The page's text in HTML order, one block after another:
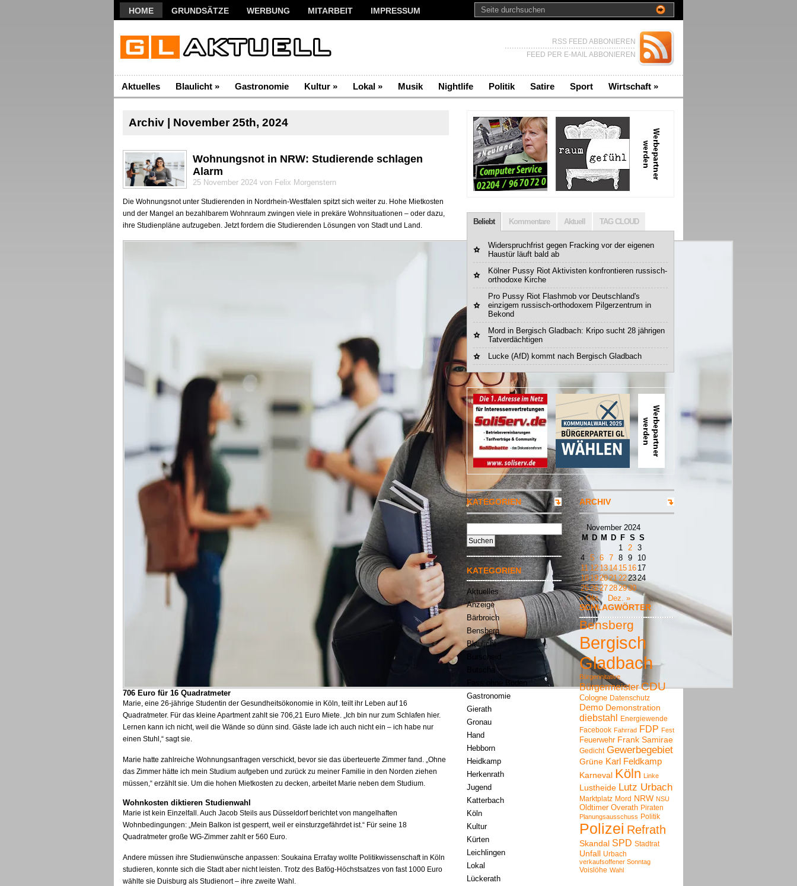
HOME GRUNDSÄTZE WERBUNG MITARBEIT IMPRESSUM
RSS FEED ABBONIEREN
FEED PER E-MAIL ABBONIEREN
Aktuelles Blaulicht » Gastronomie Kultur » Lokal » Musik Nightlife Politik Satire Sport Wirtschaft »
Archiv | November 25th, 2024
Wohnungsnot in NRW: Studierende schlagen
Alarm
25 November 2024 von Felix Morgenstern
Die Wohnungsnot unter Studierenden in Nordrhein-Westfalen spitzt sich weiter zu. Hohe Mietkosten
und der Mangel an bezahlbarem Wohnraum zwingen viele in prekäre Wohnsituationen – oder dazu,
ihre Studienpläne aufzugeben. Jetzt fordern die Studierenden Lösungen von Stadt und Land.
706 Euro für 16 Quadratmeter
Marie, eine 26-jährige Studentin der Gesundheitsökonomie in Köln, teilt ihr Leben auf 16
Quadratmeter. Für das kleine Apartment zahlt sie 706,21 Euro Miete. „Ich bin nur zum Schlafen hier.
Lernen kann ich nicht, weil die Wände so dünn sind. Gäste lade ich auch nicht ein – ich habe nur
einen Stuhl,“ sagt sie.
Marie hatte zahlreiche Wohnungsanfragen verschickt, bevor sie das überteuerte Zimmer fand. „Ohne
das Zimmer hätte ich mein Studium aufgeben und zurück zu meiner Familie in den Norden ziehen
müssen,“ erzählt sie. Um die hohen Mietkosten zu decken, arbeitet Marie neben dem Studium.
Wohnkosten diktieren Studienwahl
Marie ist kein Einzelfall. Auch Jacob Steils aus Düsseldorf berichtet von mangelhaften
Wohnbedingungen: „Mein Balkon ist gesperrt, weil er einsturzgefährdet ist.“ Für seine 18
Quadratmeter große WG-Zimmer zahlt er 560 Euro.
Andere müssen ihre Studienwünsche anpassen: Soukaina Errafay wollte Politikwissenschaft in Köln
studieren, konnte sich die Stadt aber nicht leisten. Trotz des Bafög-Höchstsatzes von fast 1000 Euro
wählte sie Duisburg als Studienort – ihre zweite Wahl.
Beliebt Kommentare Aktuell TAG CLOUD
Widerspruchfrist gegen Fracking vor der eigenen
Haustür läuft bald ab
Kölner Pussy Riot Aktivisten konfrontieren russisch-
orthodoxe Kirche
Pro Pussy Riot Flashmob vor Deutschland's
einzigem russisch-orthodoxem Pilgerzentrum in
Bekond
Mord in Bergisch Gladbach: Kripo sucht 28 jährigen
Tatverdächtigen
Lucke (AfD) kommt nach Bergisch Gladbach
KATEGORIEN
nach:
KATEGORIEN
Aktuelles
Anzeige
Bärbroich
Bensberg
Blaulicht
Burscheid
Butscha
Fass ohne Boden
Gastronomie
Gierath
Gronau
Hand
Hebborn
Heidkamp
Herkenrath
Jugend
Katterbach
Köln
Kultur
Kürten
Leichlingen
Lokal
Lückerath
ARCHIV
November 2024
M D M D F S S
1 2 3
4 5 6 7 8 9
10
11 12 1314 15 16 17
18192021222324
252627282930
« Okt.
Dez. »
SCHLAGWÖRTER
Bensberg
Bergisch
Gladbach
Bürgerinitative
Bürgermeister CDU
Cologne Datenschutz
Demo Demonstration
diebstahl Energiewende
Facebook Fahrrad FDP Fest
Feuerwehr Frank Samirae
Gedicht Gewerbegebiet
Grüne Karl Feldkamp
Karneval Köln Linke
Lustheide Lutz Urbach
Marktplatz Mord NRW NSU
Oldtimer Overath Piraten
Planungsausschuss Politik
Polizei Refrath
Skandal SPD Stadtrat
Unfall Urbach
verkaufsoffener Sonntag
Voislöhe Wahl